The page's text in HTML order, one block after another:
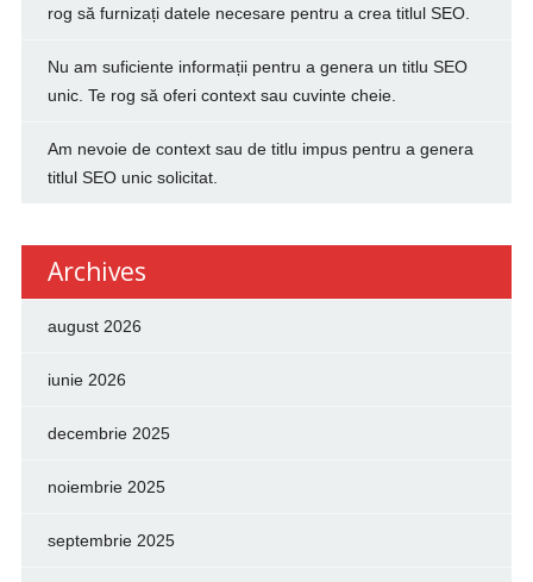
rog să furnizați datele necesare pentru a crea titlul SEO.
Nu am suficiente informații pentru a genera un titlu SEO
unic. Te rog să oferi context sau cuvinte cheie.
Am nevoie de context sau de titlu impus pentru a genera
titlul SEO unic solicitat.
Archives
august 2026
iunie 2026
decembrie 2025
noiembrie 2025
septembrie 2025